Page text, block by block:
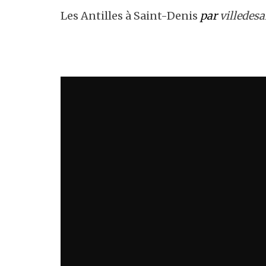
Les Antilles à Saint-Denis par